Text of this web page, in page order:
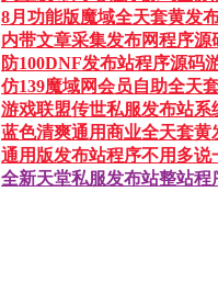
8月功能版魔域全天套黄发
内带文章采集发布网程序
防100DNF发布站程序源码
仿139魔域网会员自助全天
游戏联盟传世私服发布站系
蓝色清爽通用商业全天套黄
通用版发布站程序不用多
全新天堂私服发布站整站